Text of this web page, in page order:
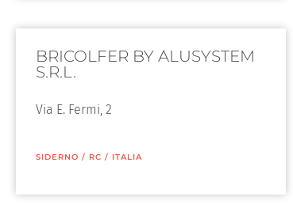
BRICOLFER BY ALUSYSTEM
S.R.L.
Via E. Fermi, 2
SIDERNO / RC / ITALIA